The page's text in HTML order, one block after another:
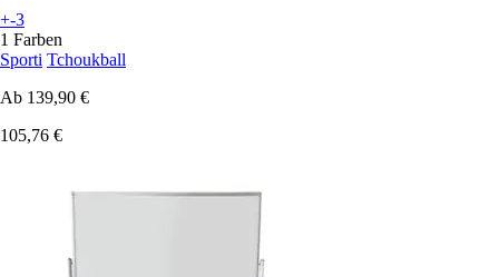
+-3
1 Farben
Sporti Tchoukball
Ab 139,90 €
105,76 €